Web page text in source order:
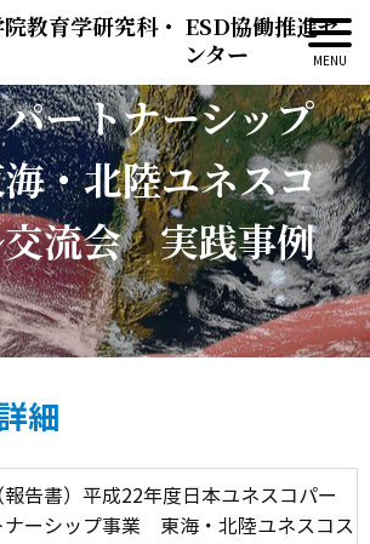
教育学研究科・ ESD協働推進セ
ンター
平成22年度日本
ートナーシップ
・北陸ユネスコ
交流会 実践事例
細
報告書）平成22年度日本ユネスコパー
ナーシップ事業 東海・北陸ユネスコス